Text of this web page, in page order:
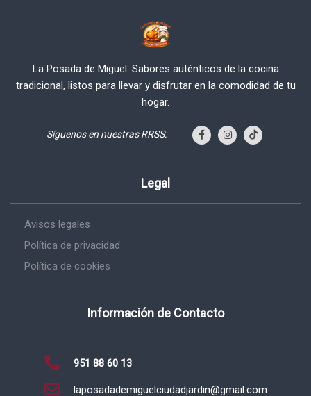
La Posada de Miguel: Sabores auténticos de la cocina
tradicional, listos para llevar y disfrutar en la comodidad de tu
hogar.
Síguenos en nuestras RRSS:
Legal
Avisos legales
Política de privacidad
Política de cookies
Información de Contacto
951 88 60 13
laposadademiguelciudadjardin@gmail.com